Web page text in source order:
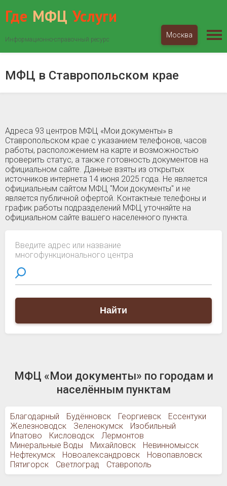
Где МФЦ Услуги
Информационно-справочный ресурс
Москва
Ставропольский край
МФЦ в Ставропольском крае
Адреса 93 центров МФЦ «Мои документы» в
Ставропольском крае c указанием телефонов, часов
работы, расположением на карте и возможностью
проверить статус, а также готовность документов на
официальном сайте. Данные взяты из открытых
источников интернета 14 июня 2025 года. Не является
официальным сайтом МФЦ "Мои документы" и не
является публичной офертой. Контактные телефоны и
график работы подразделений МФЦ уточняйте на
официальном сайте вашего населенного пункта.
Введите адрес или название
многофункционального центра
Найти
МФЦ «Мои документы» по городам и
населённым пунктам
Благодарный Будённовск Георгиевск
Ессентуки
Железноводск
Зеленокумск
Изобильный
Ипатово
Кисловодск
Лермонтов
Минеральные Воды
Михайловск
Невинномысск
Нефтекумск
Новоалександровск
Новопавловск
Пятигорск
Светлоград Ставрополь